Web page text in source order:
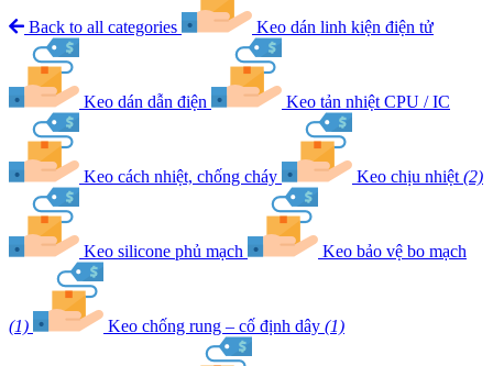
Back to all categories Keo dán linh kiện điện tử
Keo dán dẫn điện Keo tản nhiệt CPU / IC
Keo cách nhiệt, chống cháy Keo chịu nhiệt (2)
Keo silicone phủ mạch Keo bảo vệ bo mạch
(1) Keo chống rung – cố định dây (1)